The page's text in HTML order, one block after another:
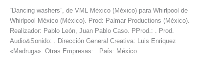
“Dancing washers”, de VML México (México) para Whirlpool de
Whirlpool México (México). Prod: Palmar Productions (México).
Realizador: Pablo León, Juan Pablo Caso. PProd.: . Prod.
Audio&Sonido: . Dirección General Creativa: Luis Enriquez
«Madruga». Otras Empresas: . País: México.